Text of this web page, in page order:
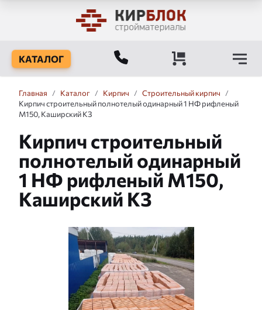
КАТАЛОГ
Главная / Каталог / Кирпич / Строительный кирпич
/
Кирпич строительный полнотелый одинарный 1 НФ рифленый
М150, Каширский КЗ
Кирпич строительный
полнотелый одинарный
1 НФ рифленый М150,
Каширский КЗ